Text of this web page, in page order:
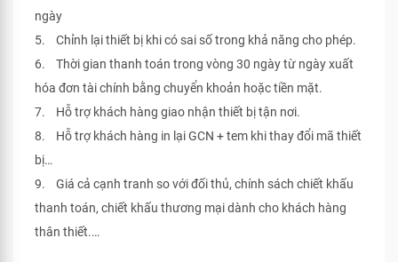
ngày
5. Chỉnh lại thiết bị khi có sai số trong khả năng cho phép.
6. Thời gian thanh toán trong vòng 30 ngày từ ngày xuất
hóa đơn tài chính bằng chuyển khoản hoặc tiền mặt.
7. Hỗ trợ khách hàng giao nhận thiết bị tận nơi.
8. Hỗ trợ khách hàng in lại GCN + tem khi thay đổi mã thiết
bị…
9. Giá cả cạnh tranh so với đối thủ, chính sách chiết khấu
thanh toán, chiết khấu thương mại dành cho khách hàng
thân thiết.…